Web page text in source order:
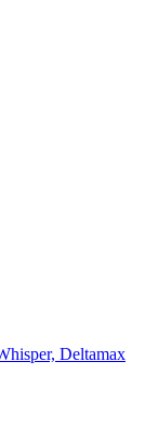
Deltamax